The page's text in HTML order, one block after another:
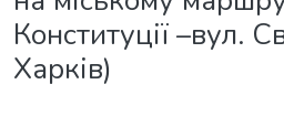
Конституції –вул.
Харків)